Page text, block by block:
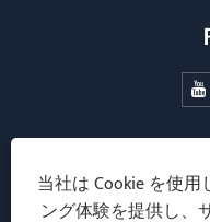
Links Sitemap RSS
当社は Cookie を使
ング体験を提供し、